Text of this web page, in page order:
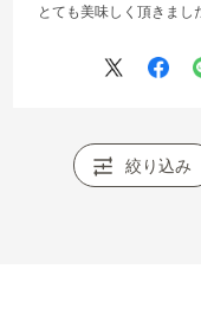
とても美味しく頂きまし
絞り込み